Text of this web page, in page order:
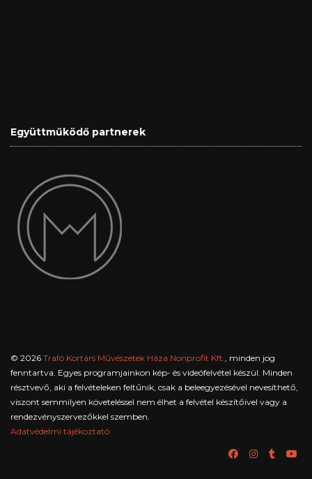
Együttműködő partnerek
© 2026 Trafó Kortárs Művészetek Háza Nonprofit Kft., minden jog
fenntartva. Egyes programjainkon kép- és videófelvétel készül. Minden
résztvevő, aki a felvételeken feltűnik, csak a beleegyezésével nevesíthető,
viszont semmilyen követeléssel nem élhet a felvétel készítőivel vagy a
rendezvényszervezőkkel szemben.
Adatvédelmi tájékoztató